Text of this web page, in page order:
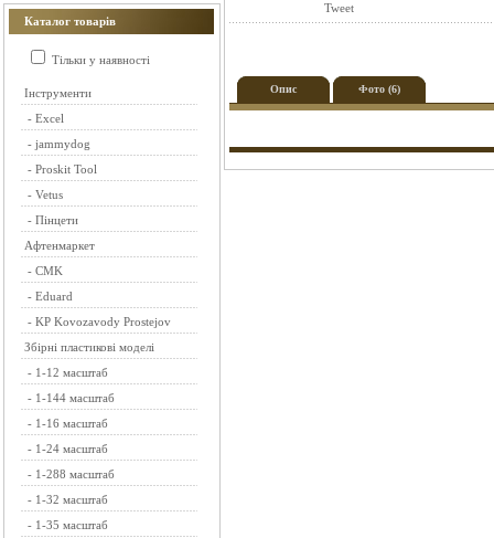
Каталог товарів
Тільки у наявності
Інструменти
- Excel
- jammydog
- Proskit Tool
- Vetus
- Пінцети
Афтенмаркет
- CMK
- Eduard
- KP Kovozavody Prostejov
Збірні пластикові моделі
- 1-12 масштаб
- 1-144 масштаб
- 1-16 масштаб
- 1-24 масштаб
- 1-288 масштаб
- 1-32 масштаб
- 1-35 масштаб
Tweet
Опис Фото (6)